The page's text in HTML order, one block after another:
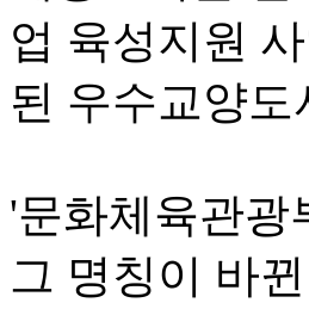
업 육성지원
된 우수교양
'문화체육관광
그 명칭이 바